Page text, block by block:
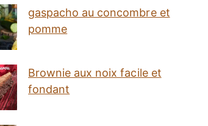
gaspacho au concombre et
pomme
Brownie aux noix facile et
fondant